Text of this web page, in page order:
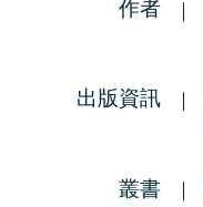
作者
出版資訊
叢書